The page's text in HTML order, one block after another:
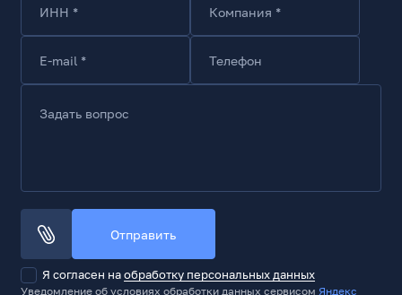
Система охлаждения
Доп.место - фронт
Доп.место - тыл
Корзина
Внутренние слоты 2.5
2
Внутренние слоты 3.5
ИНН * Компания *
E-mail * Телефон
Задать вопрос
Отправить
Я согласен наобработку персональных данных
Уведомление об условиях обработки данных сервисомЯндекс